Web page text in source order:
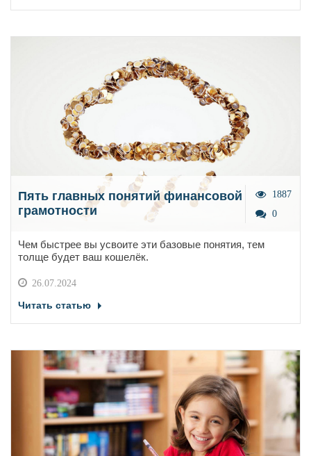
Пять главных понятий финансовой
грамотности
1887
0
Чем быстрее вы усвоите эти базовые понятия, тем
толще будет ваш кошелёк.
26.07.2024
Читать статью